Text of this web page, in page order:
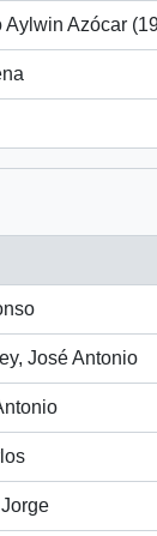
Aylwin Azócar
José Antonio